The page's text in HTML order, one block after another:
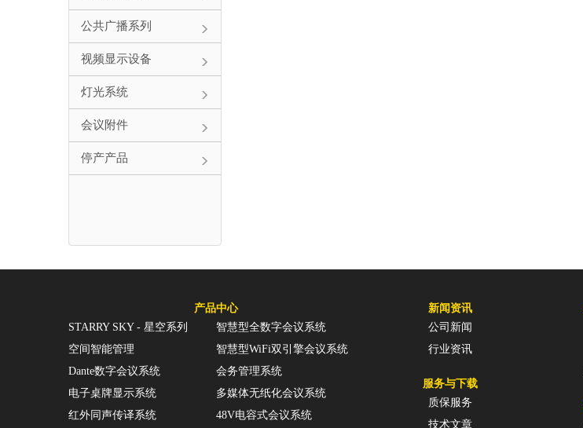
公共广播系列
视频显示设备
灯光系统
会议附件
停产产品
产品中心
STARRY SKY - 星空系列
智慧型全数字会议系统
空间智能管理
智慧型WiFi双引擎会议系统
Dante数字会议系统
会务管理系统
电子桌牌显示系统
多媒体无纸化会议系统
红外同声传译系统
48V电容式会议系统
新闻资讯
公司新闻
行业资讯
服务与下载
质保服务
技术文章